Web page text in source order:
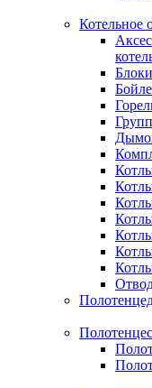
Котельное